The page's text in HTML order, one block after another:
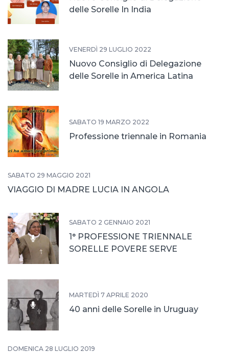
delle Sorelle In India
VENERDÌ 29 LUGLIO 2022
Nuovo Consiglio di Delegazione
delle Sorelle in America Latina
SABATO 19 MARZO 2022
Professione triennale in Romania
SABATO 29 MAGGIO 2021
VIAGGIO DI MADRE LUCIA IN ANGOLA
SABATO 2 GENNAIO 2021
1° PROFESSIONE TRIENNALE
SORELLE POVERE SERVE
MARTEDÌ 7 APRILE 2020
40 anni delle Sorelle in Uruguay
DOMENICA 28 LUGLIO 2019